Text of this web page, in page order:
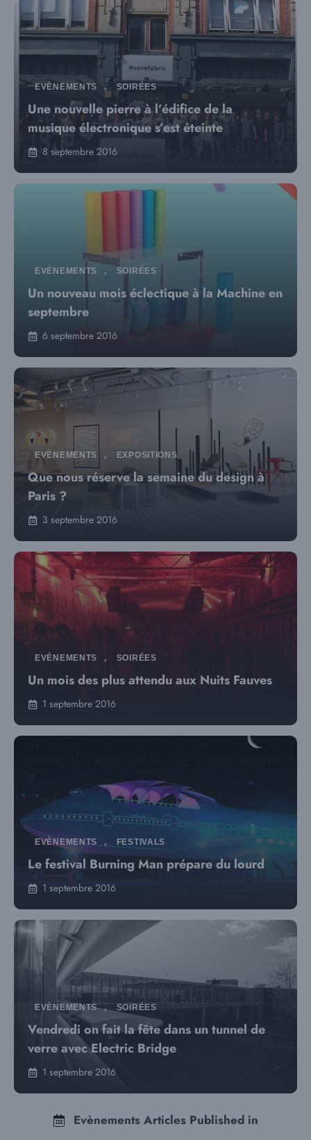
EVÈNEMENTS , SOIRÉES
Une nouvelle pierre à l’édifice de la
musique électronique s’est éteinte
8 septembre 2016
EVÈNEMENTS , SOIRÉES
Un nouveau mois éclectique à la Machine en
septembre
6 septembre 2016
EVÈNEMENTS , EXPOSITIONS
Que nous réserve la semaine du design à
Paris ?
3 septembre 2016
EVÈNEMENTS , SOIRÉES
Un mois des plus attendu aux Nuits Fauves
1 septembre 2016
EVÈNEMENTS , FESTIVALS
Le festival Burning Man prépare du lourd
1 septembre 2016
EVÈNEMENTS , SOIRÉES
Vendredi on fait la fête dans un tunnel de
verre avec Electric Bridge
1 septembre 2016
Evènements Articles Published in